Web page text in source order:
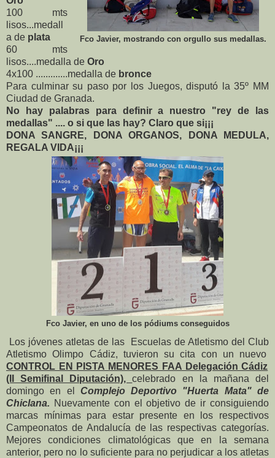
Fco Javier, mostrando con orgullo sus medallas.
100 mts
lisos...medall
a de plata
60 mts
lisos....medalla de Oro
4x100 .............medalla de bronce
Para culminar su paso por los Juegos, disputó la 35º MM
Ciudad de Granada.
No hay palabras para definir a nuestro "rey de las
medallas" .... o si que las hay? Claro que si¡¡¡
DONA SANGRE, DONA ORGANOS, DONA MEDULA,
REGALA VIDA¡¡¡
Fco Javier, en uno de los pódiums conseguidos
Los jóvenes atletas de las Escuelas de Atletismo del Club
Atletismo Olimpo Cádiz, tuvieron su cita con un nuevo
CONTROL EN PISTA MENORES FAA Delegación Cádiz
(II Semifinal Diputación),celebrado en la mañana del
domingo en el Complejo Deportivo "Huerta Mata" de
Chiclana. Nuevamente con el objetivo de ir consiguiendo
marcas mínimas para estar presente en los respectivos
Campeonatos de Andalucía de las respectivas categorías.
Mejores condiciones climatológicas que en la semana
anterior, pero no lo suficiente para no perjudicar a los atletas